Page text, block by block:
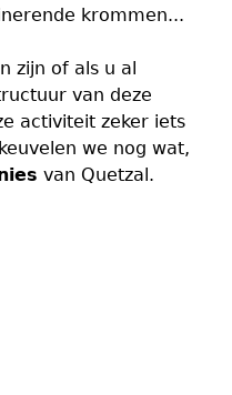
krommen...
zijn of als u al
van deze
activiteit zeker iets
we nog wat,
van Quetzal.